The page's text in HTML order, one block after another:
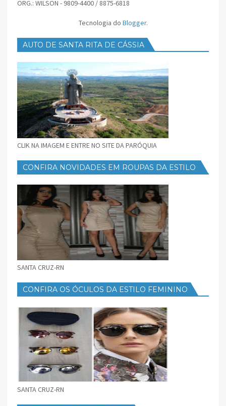
ORG.: WILSON - 9809-4400 / 8875-6818
Tecnologia do Blogger.
AUTO DE SANTA RITA DE CÁSSIA
CLIK NA IMAGEM E ENTRE NO SITE DA PARÓQUIA
CONFIRA NOVIDADES EM ROUPAS DA ESTILO
SANTA CRUZ-RN
CONFIRA OS ÓCULOS DA ESTILO FEMININO
SANTA CRUZ-RN